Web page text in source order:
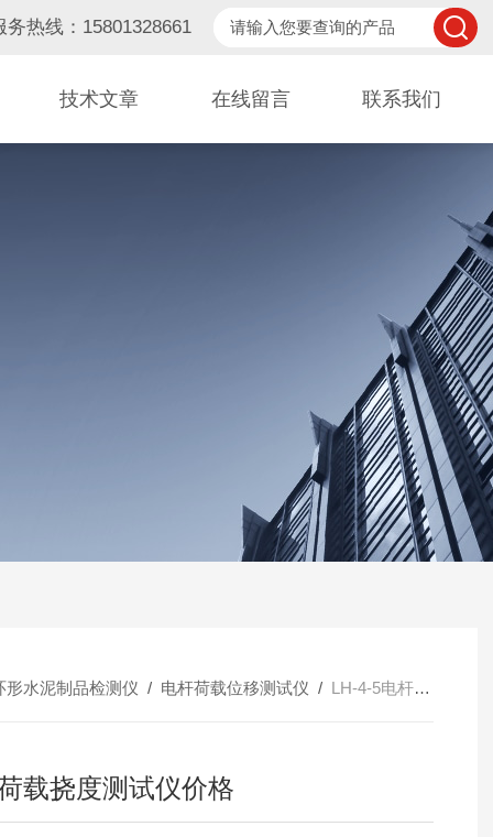
务热线：15801328661
技术文章 在线留言 联系我们
形水泥制品检测仪 / 电杆荷载位移测试仪 / LH-4-5电杆荷载挠度测试仪价格
载挠度测试仪价格